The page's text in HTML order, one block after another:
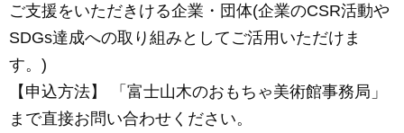
ご支援をいただきける企業・団体(企業のCSR活動や
SDGs達成への取り組みとしてご活用いただけま
す。)
【申込方法】 「富士山木のおもちゃ美術館事務局」
まで直接お問い合わせください。